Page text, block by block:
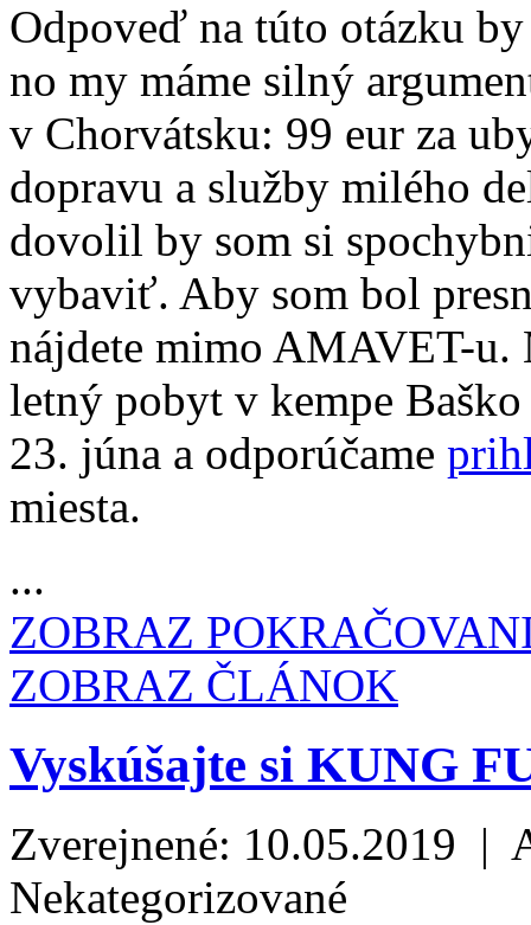
Odpoveď na túto otázku
no my máme silný
v Chorvátsku: 99 eur za
dopravu a služby milého
dovolil by som si
vybaviť. Aby som bol
nájdete mimo AMAVET-u.
letný pobyt v kempe
23. júna a odporúčame
miesta.
...
ZOBRAZ
ZOBRAZ ČLÁNOK
Vyskúšajte si KUNG
Zverejnené: 10.05.2019 |
Nekategorizované